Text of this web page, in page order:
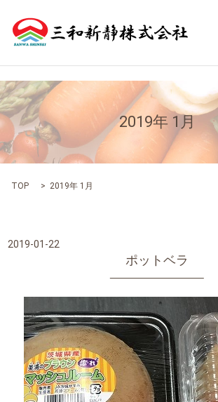
2019年 1月
TOP 2019年 1月
2019-01-22
ポットベラ